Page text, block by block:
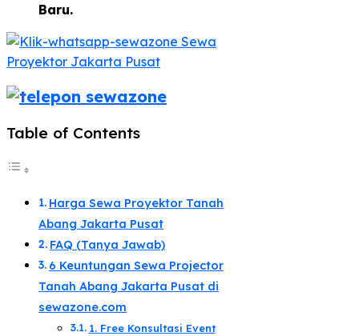
Baru.
Table of Contents
Harga Sewa Proyektor Tanah
Abang Jakarta Pusat
FAQ (Tanya Jawab)
6 Keuntungan Sewa Projector
Tanah Abang Jakarta Pusat di
sewazone.com​
1. Free Konsultasi Event